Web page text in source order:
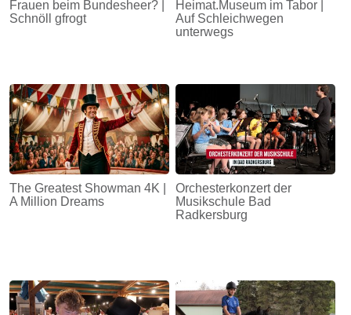
Frauen beim Bundesheer? |
Schnöll gfrogt
Heimat.Museum im Tabor |
Auf Schleichwegen
unterwegs
The Greatest Showman 4K |
A Million Dreams
Orchesterkonzert der
Musikschule Bad
Radkersburg